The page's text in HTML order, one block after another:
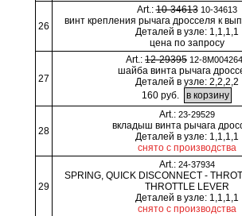
26
Art.:10-34613 10-34613
винт крепления рычага дросселя к
Деталей в узле: 1,1,1,1
цена по запросу
27
Art.: 12-29395 12-
шайба винта рычага
Деталей в узле: 2,2,2,2
160 руб.
28
Art.: 23-29529
вкладыш винта рычага
Деталей в узле: 1,1,1,1
снято с производства
29
Art.: 24-37934
SPRING, QUICK DISCONNECT -
THROTTLE LEVER
Деталей в узле: 1,1,1,1
снято с производства